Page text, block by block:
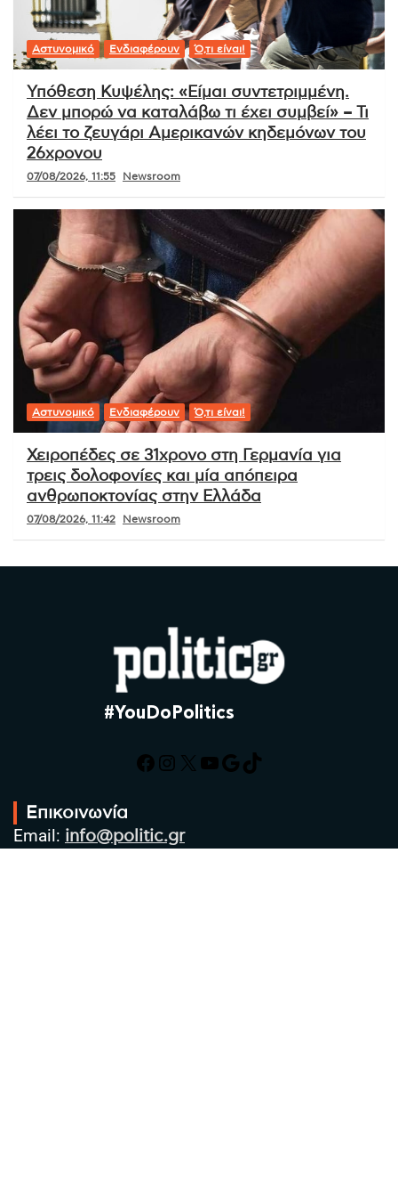
Αστυνομικό Ενδιαφέρουν Ό,τι είναι!
Υπόθεση Κυψέλης: «Είμαι συντετριμμένη.
Δεν μπορώ να καταλάβω τι έχει συμβεί» – Τι
λέει το ζευγάρι Αμερικανών κηδεμόνων του
26χρονου
07/08/2026, 11:55 Newsroom
Αστυνομικό Ενδιαφέρουν Ό,τι είναι!
Χειροπέδες σε 31χρονο στη Γερμανία για
τρεις δολοφονίες και μία απόπειρα
ανθρωποκτονίας στην Ελλάδα
07/08/2026, 11:42 Newsroom
#YouDoPolitics
Facebook
Instagram
X YouTube
Google
TikTok
Επικοινωνία
Email: info@politic.gr